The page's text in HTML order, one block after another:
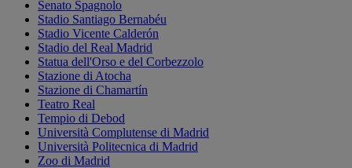
Senato Spagnolo
Stadio Santiago Bernabéu
Stadio Vicente Calderón
Stadio del Real Madrid
Statua dell'Orso e del Corbezzolo
Stazione di Atocha
Stazione di Chamartín
Teatro Real
Tempio di Debod
Università Complutense di Madrid
Università Politecnica di Madrid
Zoo di Madrid